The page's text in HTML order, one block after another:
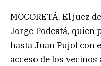
MOCORETÁ. El juez
Jorge Podestá, quien
hasta Juan Pujol con
acceso de los